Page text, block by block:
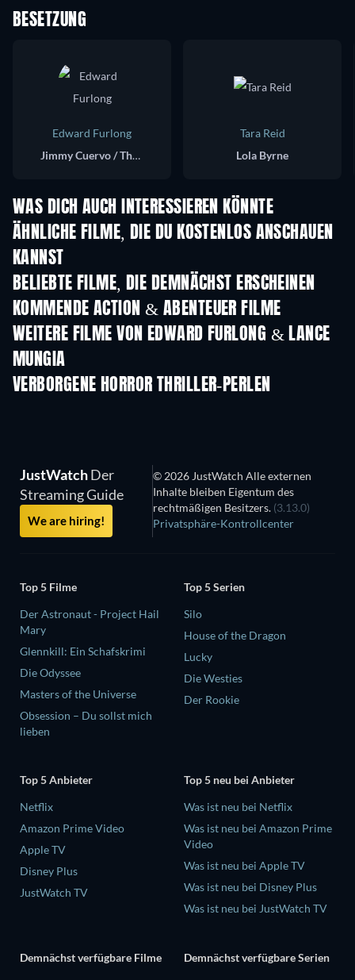
BESETZUNG
Edward Furlong
Jimmy Cuervo / The Crow
Tara Reid
Lola Byrne
WAS DICH AUCH INTERESSIEREN KÖNNTE
ÄHNLICHE FILME, DIE DU KOSTENLOS ANSCHAUEN
KANNST
BELIEBTE FILME, DIE DEMNÄCHST ERSCHEINEN
KOMMENDE ACTION & ABENTEUER FILME
WEITERE FILME VON EDWARD FURLONG & LANCE
MUNGIA
VERBORGENE HORROR THRILLER-PERLEN
JustWatchDer
Streaming Guide
We are hiring!
© 2026 JustWatch Alle externen
Inhalte bleiben Eigentum des
rechtmäßigen Besitzers. (3.13.0)
Privatsphäre-Kontrollcenter
Top 5 Filme
Der Astronaut - Project Hail
Mary
Glennkill: Ein Schafskrimi
Die Odyssee
Masters of the Universe
Obsession – Du sollst mich
lieben
Top 5 Serien
Silo
House of the Dragon
Lucky
Die Westies
Der Rookie
Top 5 Anbieter
Netflix
Amazon Prime Video
Apple TV
Disney Plus
JustWatch TV
Top 5 neu bei Anbieter
Was ist neu bei Netflix
Was ist neu bei Amazon Prime
Video
Was ist neu bei Apple TV
Was ist neu bei Disney Plus
Was ist neu bei JustWatch TV
Demnächst verfügbare Filme
Demnächst verfügbare Serien